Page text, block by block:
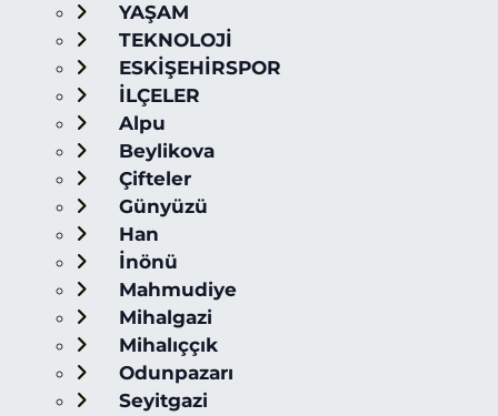
YAŞAM
TEKNOLOJİ
ESKİŞEHİRSPOR
İLÇELER
Alpu
Beylikova
Çifteler
Günyüzü
Han
İnönü
Mahmudiye
Mihalgazi
Mihalıççık
Odunpazarı
Seyitgazi